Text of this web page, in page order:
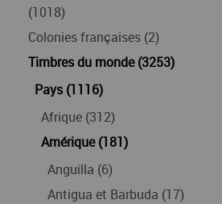
(1018)
Colonies françaises (2)
Timbres du monde (3253)
Pays (1116)
Afrique (312)
Amérique (181)
Anguilla (6)
Antigua et Barbuda (17)